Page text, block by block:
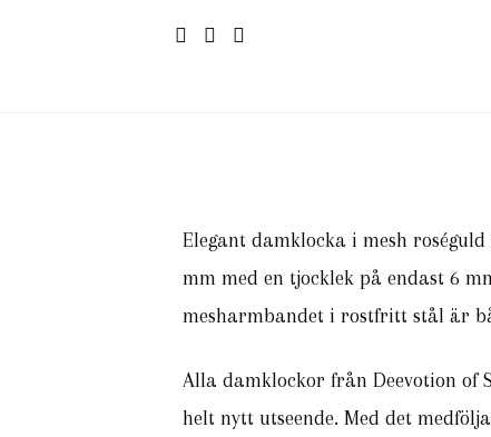
Elegant damklocka i mesh
mm med en tjocklek på endast 6
mesharmbandet i rostfritt stål är
Alla damklockor från Deevotion of
helt nytt utseende. Med det